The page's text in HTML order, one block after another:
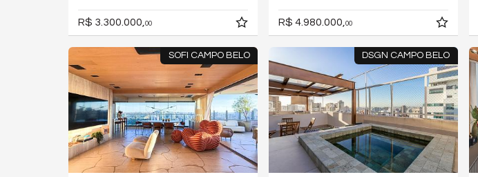
R$ 3.300.000, 00 R$ 4.980.000, 00
SOFI CAMPO BELO DSGN CAMPO BELO